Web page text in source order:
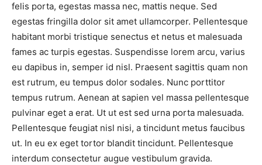
felis porta, egestas massa nec, mattis neque. Sed
egestas fringilla dolor sit amet ullamcorper. Pellentesque
habitant morbi tristique senectus et netus et malesuada
fames ac turpis egestas. Suspendisse lorem arcu, varius
eu dapibus in, semper id nisl. Praesent sagittis quam non
est rutrum, eu tempus dolor sodales. Nunc porttitor
tempus rutrum. Aenean at sapien vel massa pellentesque
pulvinar eget a erat. Ut ut est sed urna porta malesuada.
Pellentesque feugiat nisl nisi, a tincidunt metus faucibus
ut. In eu ex eget tortor blandit tincidunt. Pellentesque
interdum consectetur augue vestibulum gravida.